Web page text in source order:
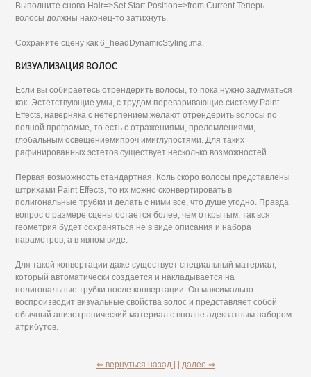
Выполните снова Hair=>Set Start Position=>from Current Теперь
волосы должны наконец-то затихнуть.
Сохраните сцену как 6_headDynamicStyling.ma.
ВИЗУАЛИЗАЦИЯ ВОЛОС
Если вы собираетесь отрендерить волосы, то пока нужно задуматься
как. Эстетствующие умы, с трудом переваривающие систему Paint
Effects, наверняка с нетерпением желают отрендерить волосы по
полной программе, то есть с отражениями, преломлениями,
глобальным освещениемипроч имиглупостями. Для таких
рафинированных эстетов существует несколько возможностей.
Первая возможность стандартная. Коль скоро волосы представлены
штрихами Paint Effects, то их можно сконвертировать в
полигональные трубки и делать с ними все, что душе угодно. Правда
вопрос о размере сцены остается более, чем открытым, так вся
геометрия будет сохраняться не в виде описания и набора
параметров, а в явном виде.
Для такой конвертации даже существует специальный материал,
который автоматически создается и накладывается на
полигональные трубки после конвертации. Он максимально
воспроизводит визуальные свойства волос и представляет собой
обычный анизотропический материал с вполне адекватным набором
атрибутов.
⇐ вернуться назад | | далее ⇒